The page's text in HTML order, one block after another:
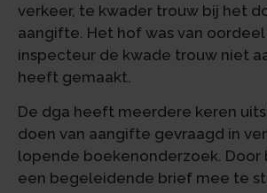
verkeer, te kwader trouw bij het
aangifte. Het hof was van
inspecteur de kwade trouw niet
heeft gemaakt.
De dga heeft meerdere keren
doen van aangifte gevraagd in
lopende boekenonderzoek. Door
een begeleidende brief mee te